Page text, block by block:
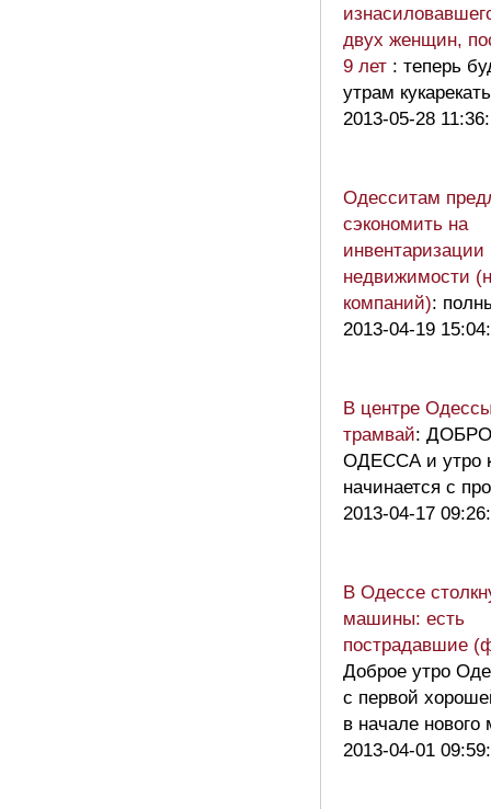
двух женщин,
9 лет : теперь
утрам кукарекать
2013-05-28
Одесситам
сэкономить на
инвентаризации
недвижимости
компаний):
2013-04-19
В центре
трамвай:
ОДЕССА и утро
начинается с
2013-04-17
В Одессе
машины: есть
пострадавшие
Доброе утро
с первой
в начале
2013-04-01